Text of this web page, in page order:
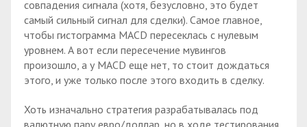
совпадения сигнала (хотя, безусловно, это будет
самый сильный сигнал для сделки). Самое главное,
чтобы гистограмма MACD пересеклась с нулевым
уровнем. А вот если пересечение мувингов
произошло, а у MACD еще нет, то стоит дождаться
этого, и уже только после этого входить в сделку.
Хоть изначально стратегия разрабатывалась под
валютную пару евро/доллар, но в ходе тестирования